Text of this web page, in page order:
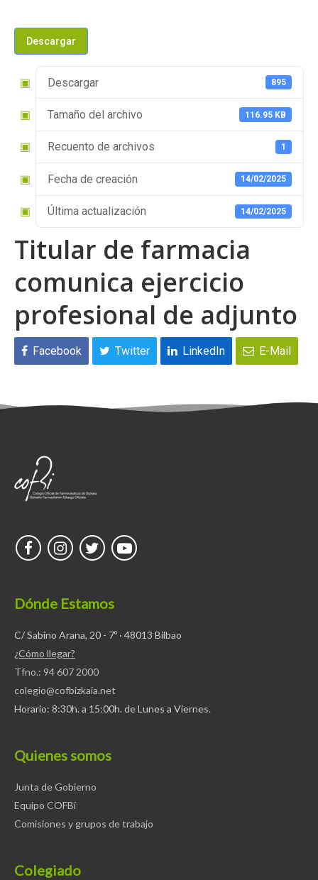
Descargar
Descargar 895
Tamaño del archivo 116.95 KB
Recuento de archivos 1
Fecha de creación 14/02/2025
Última actualización 14/02/2025
Titular de farmacia
comunica ejercicio
profesional de adjunto
Facebook Twitter LinkedIn E-Mail
Dónde Estamos
C/ Sabino Arana, 20 - 7º · 48013 Bilbao
¿Cómo llegar?
Tfno.: 94 607 2000
colegio@cofbizkaia.net
Horario: 8:30h. a 15:00h. de Lunes a Viernes.
Quienes somos
Junta de Gobierno
Equipo COFBi
Comisiones y grupos de trabajo
Colegiado